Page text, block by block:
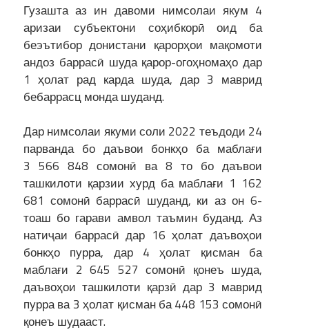
Гузашта аз ин давоми нимсолаи якум 4
аризаи субъектони соҳибкорӣ оид ба
беэътибор донистани қарорҳои мақомоти
андоз баррасӣ шуда қарор-огоҳномаҳо дар
1 ҳолат рад карда шуда, дар 3 маврид
бебаррасц монда шуданд.
Дар нимсолаи якуми соли 2022 теъдоди 24
парванда бо даъвои бонкҳо ба маблағи
3 566 848 сомонӣ ва 8 то бо даъвои
ташкилоти қарзии хурд ба маблағи 1 162
681 сомонӣ баррасӣ шуданд, ки аз он 6-
тоаш бо гарави амвол таъмин буданд. Аз
натиҷаи баррасӣ дар 16 ҳолат даъвоҳои
бонкҳо пурра, дар 4 ҳолат қисман ба
маблағи 2 645 527 сомонӣ қонеъ шуда,
даъвоҳои ташкилоти қарзӣ дар 3 маврид
пурра ва 3 ҳолат қисман ба 448 153 сомонӣ
қонеъ шудааст.